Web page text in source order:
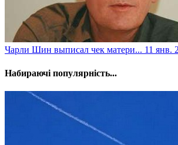
Чарли Шин выписал чек матери... 11 янв.
Набираючі популярність...